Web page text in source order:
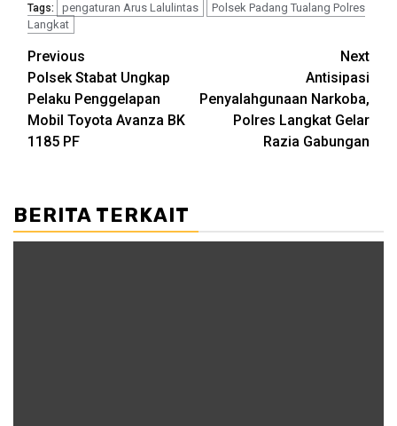
Tags: pengaturan Arus Lalulintas
Polsek Padang Tualang Polres
Langkat
Post
navigation
Previous
Polsek Stabat Ungkap
Pelaku Penggelapan
Mobil Toyota Avanza BK
1185 PF
Next
Antisipasi
Penyalahgunaan Narkoba,
Polres Langkat Gelar
Razia Gabungan
BERITA TERKAIT